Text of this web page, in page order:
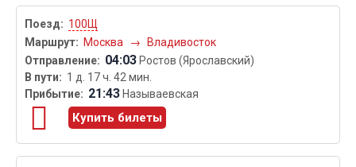
100Щ
Москва
→ Владивосток
04:03 Ростов (Ярославский)
1 д. 17 ч. 42 мин.
21:43 Называевская
Купить билеты